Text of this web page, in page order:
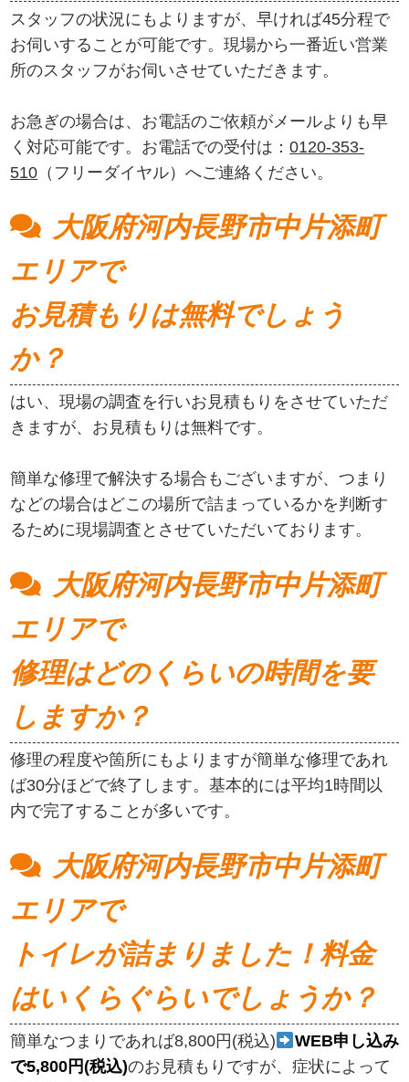
スタッフの状況にもよりますが、早ければ45分程で
お伺いすることが可能です。現場から一番近い営業
所のスタッフがお伺いさせていただきます。
お急ぎの場合は、お電話のご依頼がメールよりも早
く対応可能です。お電話での受付は：0120-353-
510 （フリーダイヤル）へご連絡ください。
大阪府河内長野市中片添町
エリアで
お見積もりは無料でしょう
か？
はい、現場の調査を行いお見積もりをさせていただ
きますが、お見積もりは無料です。
簡単な修理で解決する場合もございますが、つまり
などの場合はどこの場所で詰まっているかを判断す
るために現場調査とさせていただいております。
大阪府河内長野市中片添町
エリアで
修理はどのくらいの時間を要
しますか？
修理の程度や箇所にもよりますが簡単な修理であれ
ば30分ほどで終了します。基本的には平均1時間以
内で完了することが多いです。
大阪府河内長野市中片添町
エリアで
トイレが詰まりました！料金
はいくらぐらいでしょうか？
簡単なつまりであれば8,800円(税込)
WEB申し込み
で5,800円(税込)のお見積もりですが、症状によって